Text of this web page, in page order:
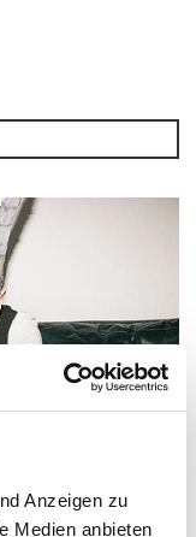
Anzeigen zu
Medien anbieten